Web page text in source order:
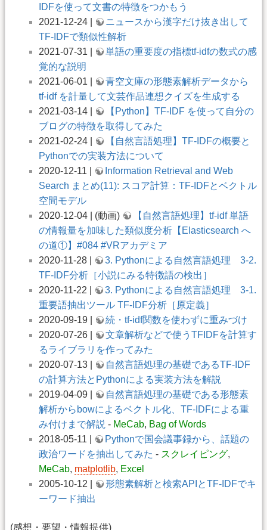
IDFを使って文書の特徴をつかもう
2021-12-24 |
ニュースから漢字だけ抜き出して
TF-IDFで類似性解析
2021-07-31 |
単語の重要度の指標tf-idfの数式の感
覚的な説明
2021-06-01 |
青空文庫の形態素解析データから
tf-idf を計量して文芸作品連想クイズを生成する
2021-03-14 |
【Python】TF-IDF を使って自分の
ブログの特徴を取得してみた
2021-02-24 |
【自然言語処理】TF-IDFの概要と
Pythonでの実装方法について
2020-12-11 |
Information Retrieval and Web
Search まとめ(11): スコア計算：TF-IDFとベクトル
空間モデル
2020-12-04 | (動画)
【自然言語処理】tf-idf 単語
の情報量を加味した類似度分析【Elasticsearch へ
の道①】#084 #VRアカデミア
2020-11-28 |
3. Pythonによる自然言語処理 3-2.
TF-IDF分析［小説にみる特徴語の検出］
2020-11-22 |
3. Pythonによる自然言語処理 3-1.
重要語抽出ツール TF-IDF分析［原定義］
2020-09-19 |
続・tf-idf関数を使わずに重みづけ
2020-07-26 |
文章解析などで使うTFIDFを計算す
るライブラリを作ってみた
2020-07-13 |
自然言語処理の基礎であるTF-IDF
の計算方法とPythonによる実装方法を解説
2019-04-09 |
自然言語処理の基礎である形態素
解析からbowによるベクトル化、TF-IDFによる重
み付けまで解説 - MeCab, Bag of Words
2018-05-11 |
Pythonで国会議事録から、話題の
政治ワードを抽出してみた - スクレイピング,
MeCab, matplotlib, Excel
2005-10-12 |
形態素解析と検索APIとTF-IDFでキ
ーワード抽出
(感想・要望・情報提供)